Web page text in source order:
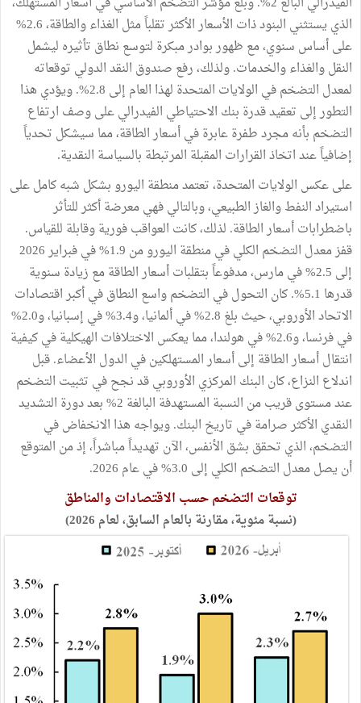
الذي يستثني البنود ذات الأسعار الأكثر تقلباً مثل الغذاء والطاقة، 2.6%
على أساس سنوي، مع ظهور بوادر مبكرة لتوسع نطاق تأثيره ليشمل
النقل والغذاء والخدمات. ولذلك، رفع صندوق النقد الدولي توقعاته
لمعدل التضخم في الولايات المتحدة لهذا العام إلى 2.8%. ويؤدي هذا
التطور إلى تعقيد قدرة بنك الاحتياطي الفيدرالي على وصف ارتفاع
التضخم بأنه مجرد طفرة عابرة في أسعار الطاقة، مما سيشكل تحدياً
إضافياً عند اتخاذ القرارات المقبلة المرتبطة بالسياسة النقدية.
على عكس الولايات المتحدة، تعتمد منطقة اليورو بشكل شبه كامل على
استيراد النفط والغاز الطبيعي، وبالتالي فهي معرضة أكثر للتأثر
باضطرابات أسعار الطاقة. لذلك، كانت العواقب فورية وقابلة للقياس.
قفز معدل التضخم الكلي في منطقة اليورو من 1.9% في فبراير 2026
إلى 2.5% في مارس، مدفوعاً بتقلبات أسعار الطاقة مع زيادة سنوية
قدرها 5.1%. كان التحول في التضخم واسع النطاق في أكبر اقتصادات
الاتحاد الأوروبي، حيث بلغ 2.8% في ألمانيا، و3.4% في إسبانيا، و2.0%
في فرنسا، و2.6% في هولندا، مما يعكس الاختلافات الهيكلية في كيفية
انتقال أسعار الطاقة إلى أسعار المستهلكين في الدول الأعضاء. قبل
اندلاع النزاع، كان البنك المركزي الأوروبي قد نجح في تثبيت التضخم
عند مستوى قريب من النسبة المستهدفة البالغة 2% بعد دورة التشديد
النقدي الأكثر صرامة في تاريخ البنك. ويواجه هذا الانخفاض في
التضخم، الذي تحقق بشق الأنفس، الآن تهديداً مباشراً، إذ من المتوقع
أن يصل معدل التضخم الكلي إلى 3.0% في عام 2026.
توقعات التضخم حسب الاقتصادات والمناطق
(نسبة مئوية، مقارنة بالعام السابق، لعام 2026)